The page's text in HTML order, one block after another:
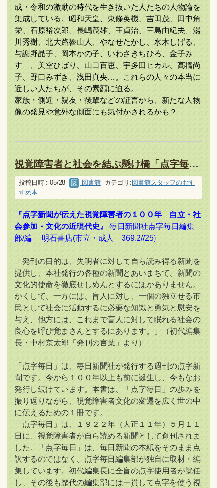
成・令和の激動の時代を生き抜いた人たちの人物論を
集成している。昭和天皇、東條英機、吉田茂、田中角
栄、石原裕次郎、長嶋茂雄、王貞治、三島由紀夫、湯
川秀樹、北大路魯山人、やなせたかし、水木しげる、
与謝野晶子、岡本かの子、いわさきちひろ、金子み
すゞ、美空ひばり、山口百恵、宇多田ヒカル、高橋尚
子、野口みずき、浅田真央…。これらの人々の本当に
近しい人たちが、その素顔に迫る。
家族・側近・親友・後輩などの証言から、新たな人物
像の発見や意外な側面にも気付かされるかも？
視覚障害者と社会を結ぶ懸け橋「点字毎日」を知っていますか？
投稿日時 : 05/28 図書館 カテゴリ:図書館スタッフのおす
すめ本
『点字新聞が伝えた視覚障害者の１００年 自立・社
会参加・文化の近現代史』
毎日新聞社点字毎日編集
部/編 明石書店(市立・成人 369.2//25)
「発刊の目的は、失明者に対して自ら読み得る新聞を
提供し、本社発行の各種の新聞とあいまちて、新聞の
文化的使命を徹底せしめんとするにほかありません。
かくして、一方には、盲人に対し、一個の独立せる市
民として社会に活動するに必要な知識と勇気と慰安を
与え、他方には、これまで盲人に対して眠れる社会の
良心を呼び覚まさんとするにあります。」（初代編集
長・中村京太郎「発刊の言葉」より）
「点字毎日」は、毎日新聞社が発行する週刊の点字新
聞です。今から１００年以上も前に誕生し、今もなお
発行し続けています。本書は、「点字毎日」の歩みを
振り返りながら、視覚障害者文化の変遷を広く世の中
に伝えるための１冊です。
「点字毎日」は、１９２２年（大正１１年）５月１１
日に、視覚障害者が自ら読める新聞として創刊されま
した。「点字毎日」は、毎日新聞の本紙をそのまま点
訳するのではなく、点字毎日編集部が独自に取材・編
集しています。初代編集長に全盲の点字使用者が就任
し、その後も歴代の編集部には一貫して点字を使う視